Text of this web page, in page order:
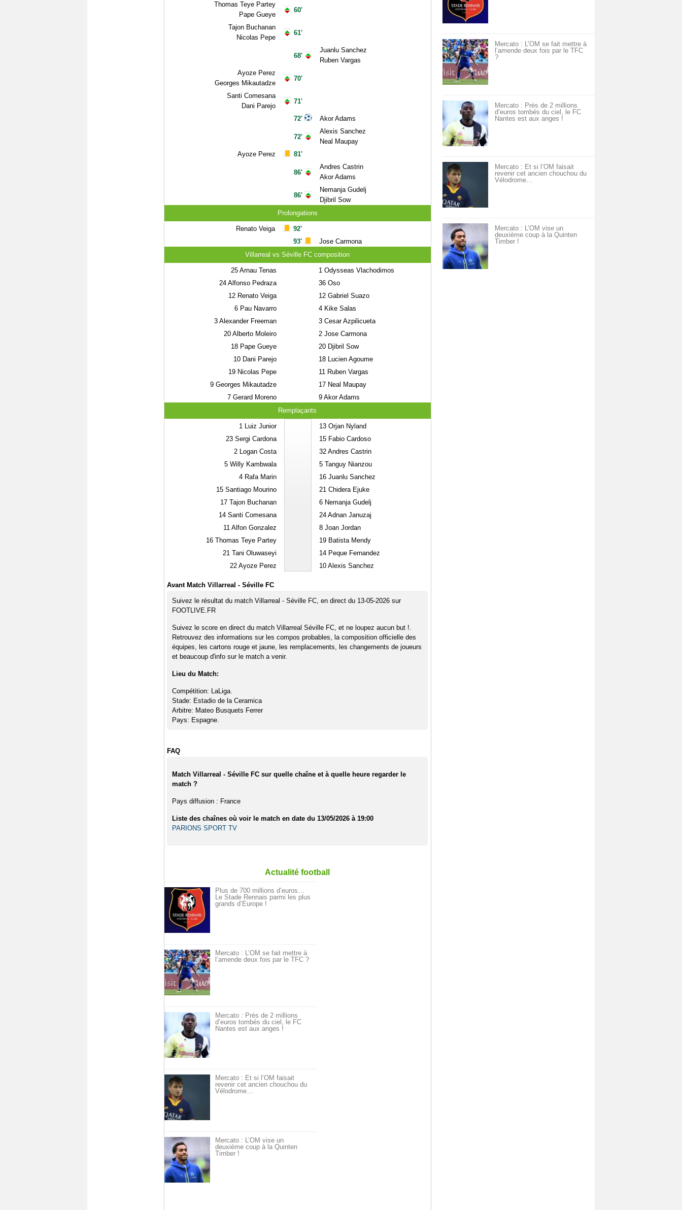
Thomas Teye Partey
Pape Gueye
Tajon Buchanan
Nicolas Pepe
Ayoze Perez
Georges Mikautadze
Santi Comesana
Dani Parejo
Ayoze Perez
60'
61'
68'
70'
71'
72'
72'
81'
86'
86'
Juanlu Sanchez
Ruben Vargas
Akor Adams
Alexis Sanchez
Neal Maupay
Andres Castrin
Akor Adams
Nemanja Gudelj
Djibril Sow
Prolongations
Renato Veiga
92'
93'
Jose Carmona
Villarreal vs Séville FC composition
25Arnau Tenas
24Alfonso Pedraza
12Renato Veiga
6Pau Navarro
3Alexander Freeman
20Alberto Moleiro
18Pape Gueye
10Dani Parejo
19Nicolas Pepe
9Georges Mikautadze
7Gerard Moreno
1Odysseas Vlachodimos
36Oso
12Gabriel Suazo
4Kike Salas
3Cesar Azpilicueta
2Jose Carmona
20Djibril Sow
18Lucien Agoume
11Ruben Vargas
17Neal Maupay
9Akor Adams
Remplaçants
1Luiz Junior
23Sergi Cardona
2Logan Costa
5Willy Kambwala
4Rafa Marin
15Santiago Mourino
17Tajon Buchanan
14Santi Comesana
11Alfon Gonzalez
16Thomas Teye Partey
21Tani Oluwaseyi
22Ayoze Perez
13Orjan Nyland
15Fabio Cardoso
32Andres Castrin
5Tanguy Nianzou
16Juanlu Sanchez
21Chidera Ejuke
6Nemanja Gudelj
24Adnan Januzaj
8Joan Jordan
19Batista Mendy
14Peque Fernandez
10Alexis Sanchez
Avant Match Villarreal - Séville FC
Suivez le résultat du match Villarreal - Séville FC, en direct du 13-05-2026 sur
FOOTLIVE.FR
Suivez le score en direct du match Villarreal Séville FC, et ne loupez aucun but !.
Retrouvez des informations sur les compos probables, la composition officielle des
équipes, les cartons rouge et jaune, les remplacements, les changements de joueurs
et beaucoup d'info sur le match a venir.
Lieu du Match:
Compétition: LaLiga.
Stade: Estadio de la Ceramica
Arbitre: Mateo Busquets Ferrer
Pays: Espagne.
FAQ
Match Villarreal - Séville FC sur quelle chaîne et à quelle heure regarder le
match ?
Pays diffusion : France
Liste des chaînes où voir le match en date du 13/05/2026 à 19:00
PARIONS SPORT TV
Actualité football
Plus de 700 millions d’euros…
Le Stade Rennais parmi les plus
grands d’Europe !
Mercato : L’OM se fait mettre à
l’amende deux fois par le TFC ?
Mercato : Près de 2 millions
d’euros tombés du ciel, le FC
Nantes est aux anges !
Mercato : Et si l’OM faisait
revenir cet ancien chouchou du
Vélodrome…
Mercato : L’OM vise un
deuxième coup à la Quinten
Timber !
Mercato : L’OM se fait mettre à
l’amende deux fois par le TFC
?
Mercato : Près de 2 millions
d’euros tombés du ciel, le FC
Nantes est aux anges !
Mercato : Et si l’OM faisait
revenir cet ancien chouchou du
Vélodrome…
Mercato : L’OM vise un
deuxième coup à la Quinten
Timber !